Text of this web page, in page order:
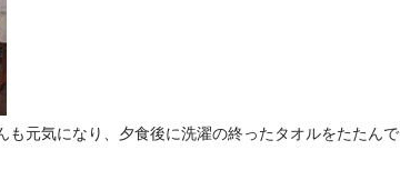
元気になり、夕食後に洗濯の終ったタオルをたたんで